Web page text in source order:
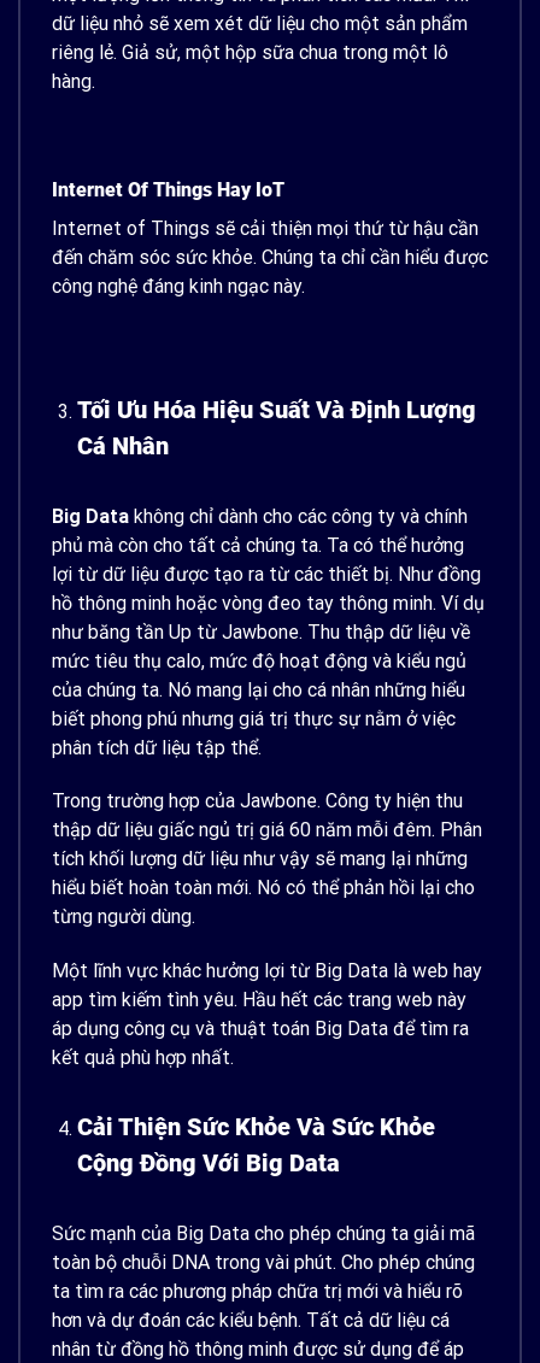
dữ liệu nhỏ sẽ xem xét dữ liệu cho một sản phẩm
riêng lẻ. Giả sử, một hộp sữa chua trong một lô
hàng.
Internet Of Things Hay IoT
Internet of Things sẽ cải thiện mọi thứ từ hậu cần
đến chăm sóc sức khỏe. Chúng ta chỉ cần hiểu được
công nghệ đáng kinh ngạc này.
Tối Ưu Hóa Hiệu Suất Và Định Lượng
Cá Nhân
Big Data không chỉ dành cho các công ty và chính
phủ mà còn cho tất cả chúng ta. Ta có thể hưởng
lợi từ dữ liệu được tạo ra từ các thiết bị. Như đồng
hồ thông minh hoặc vòng đeo tay thông minh. Ví dụ
như băng tần Up từ Jawbone. Thu thập dữ liệu về
mức tiêu thụ calo, mức độ hoạt động và kiểu ngủ
của chúng ta. Nó mang lại cho cá nhân những hiểu
biết phong phú nhưng giá trị thực sự nằm ở việc
phân tích dữ liệu tập thể.
Trong trường hợp của Jawbone. Công ty hiện thu
thập dữ liệu giấc ngủ trị giá 60 năm mỗi đêm. Phân
tích khối lượng dữ liệu như vậy sẽ mang lại những
hiểu biết hoàn toàn mới. Nó có thể phản hồi lại cho
từng người dùng.
Một lĩnh vực khác hưởng lợi từ Big Data là web hay
app tìm kiếm tình yêu. Hầu hết các trang web này
áp dụng công cụ và thuật toán Big Data để tìm ra
kết quả phù hợp nhất.
Cải Thiện Sức Khỏe Và Sức Khỏe
Cộng Đồng Với Big Data
Sức mạnh của Big Data cho phép chúng ta giải mã
toàn bộ chuỗi DNA trong vài phút. Cho phép chúng
ta tìm ra các phương pháp chữa trị mới và hiểu rõ
hơn và dự đoán các kiểu bệnh. Tất cả dữ liệu cá
nhân từ đồng hồ thông minh được sử dụng để áp